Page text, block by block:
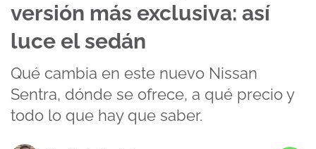
versión más exclusiva: así
luce el sedán
Qué cambia en este nuevo Nissan
Sentra, dónde se ofrece, a qué precio y
todo lo que hay que saber.